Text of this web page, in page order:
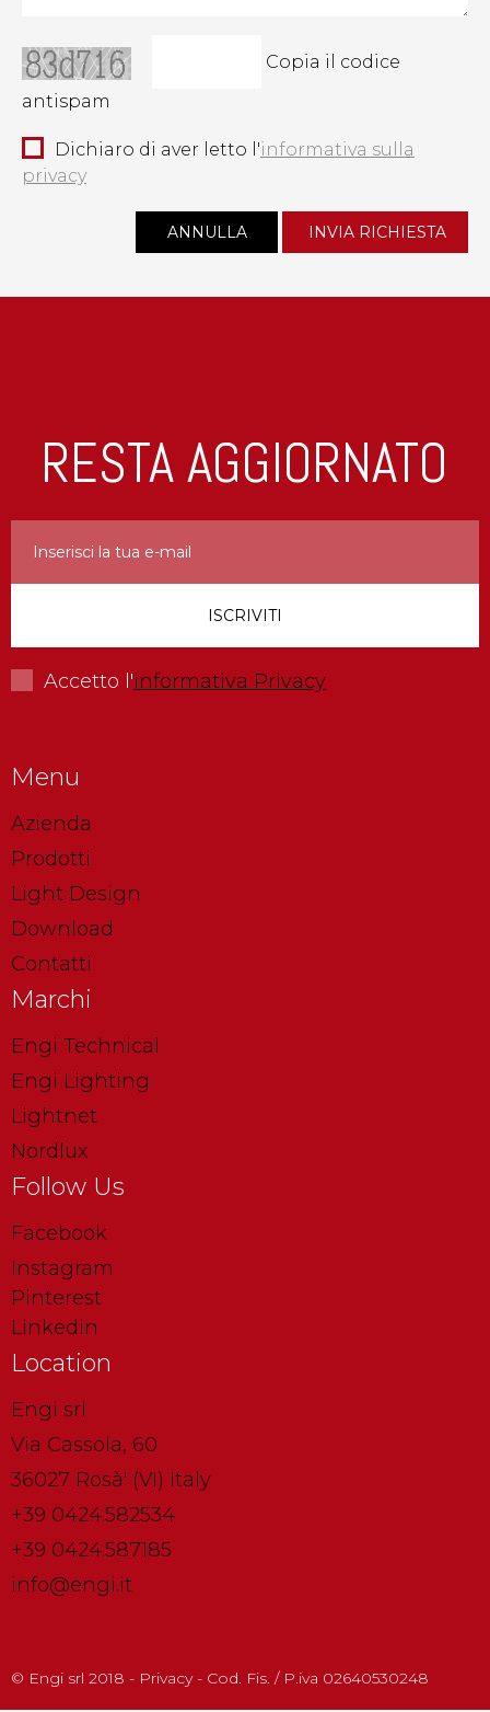
Copia il codice
antispam
Dichiaro di aver letto l'informativa sulla
privacy
RESTA AGGIORNATO
Accetto l'informativa Privacy
Menu
Azienda
Prodotti
Light Design
Download
Contatti
Marchi
Engi Technical
Engi Lighting
Lightnet
Nordlux
Follow Us
Facebook
Instagram
Pinterest
Linkedin
Location
Engi srl
Via Cassola, 60
36027 Rosà' (VI) Italy
+39 0424.582534
+39 0424.587185
info@engi.it
© Engi srl 2018 - Privacy - Cod. Fis. / P.iva 02640530248